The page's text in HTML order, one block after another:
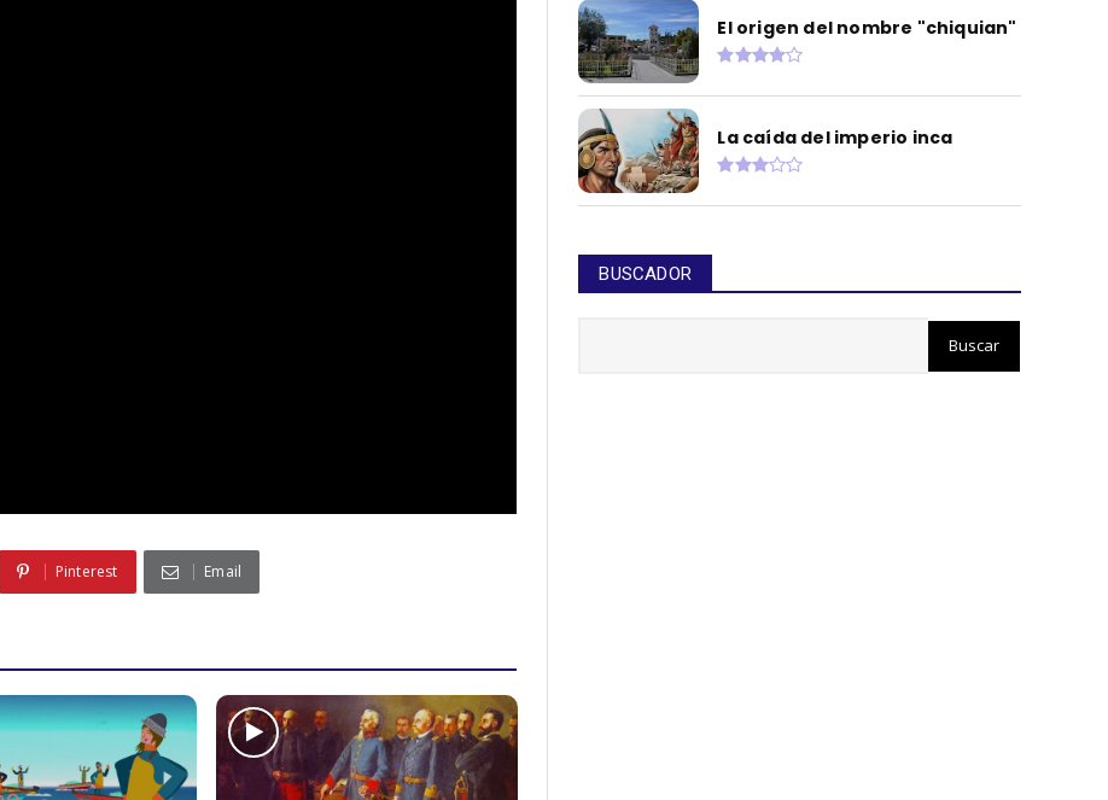
Pinterest Email
El origen del nombre "chiquian"
La caída del imperio inca
BUSCADOR